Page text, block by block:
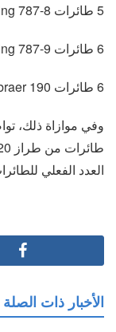
5 طائرات Boeing 787-8
6 طائرات Boeing 787-9
6 طائرات Embraer 190
وفي موازاة ذلك،
العدد الفعلي للطائرات
الأخبار ذات الصلة